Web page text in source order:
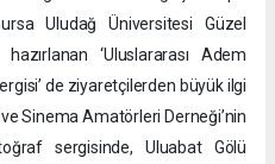
Uludağ Üniversitesi Güzel
‘Uluslararası Adem
de ziyaretçilerden büyük ilgi
Sinema Amatörleri Derneği’nin
sergisinde, Uluabat Gölü